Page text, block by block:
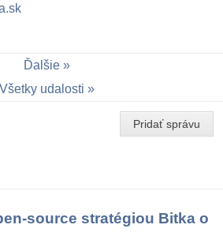
Ďalšie
Všetky udalosti
Pridať správu
source stratégiou Bitka o